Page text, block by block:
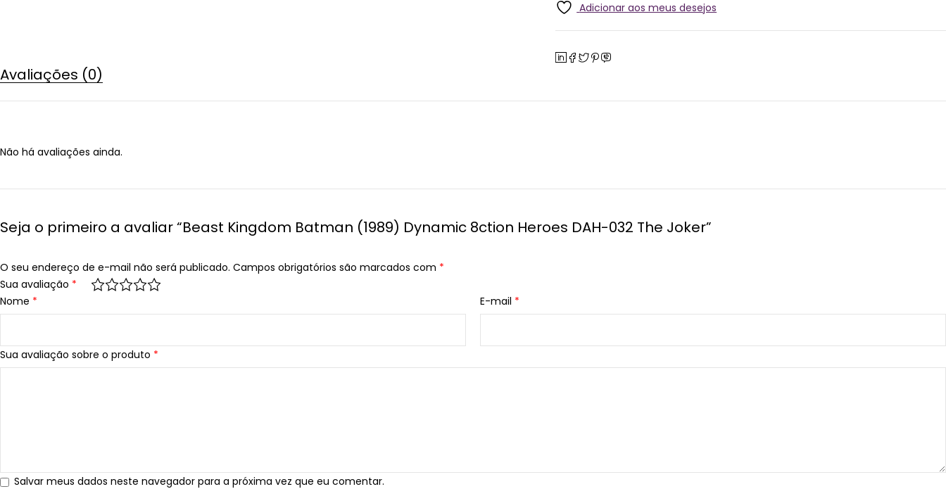
Adicionar aos meus desejos
Avaliações (0)
Não há avaliações ainda.
Seja o primeiro a avaliar “Beast Kingdom Batman (1989) Dynamic 8ction Heroes DAH-032 The Joker”
O seu endereço de e-mail não será publicado. Campos obrigatórios são marcados com *
Sua avaliação *
Sua avaliação sobre o produto *
Nome * E-mail *
Salvar meus dados neste navegador para a próxima vez que eu comentar.